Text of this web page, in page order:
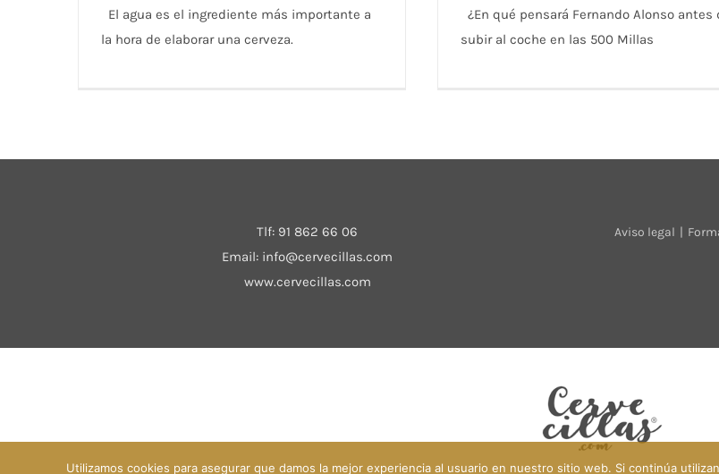
El agua es el ingrediente más importante a
la hora de elaborar una cerveza.
¿En qué pensará Fernando Alonso antes
subir al coche en las 500 Millas
Tlf: 91 862 66 06
Email: info@cervecillas.com
www.cervecillas.com
Aviso legal
Utilizamos cookies para asegurar que damos la mejor experiencia al usuario en nuestro sitio web. Si continúa